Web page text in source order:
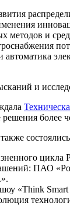
методов и
автоматика
и
более
ПАО
«Think